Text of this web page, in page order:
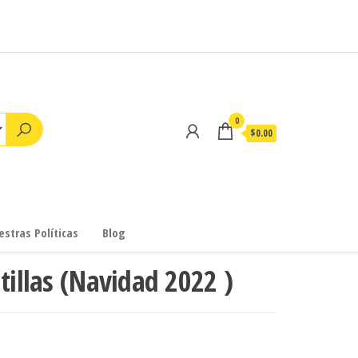
0
$0.00
Políticas Blog
(Navidad 2022 )